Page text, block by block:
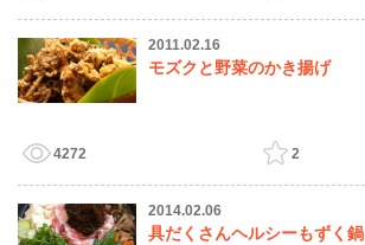
2011.02.16
モズクと野菜のかき揚げ
4272
2
2014.02.06
具だくさんヘルシーもずく鍋